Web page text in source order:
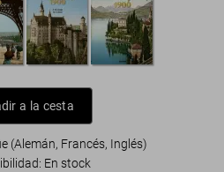
a la cesta
(Alemán, Francés, Inglés)
: En stock